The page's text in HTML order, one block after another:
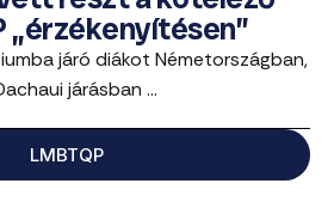
„érzékenyítésen”
járó diákot Németországban,
járásban ...
LMBTQP